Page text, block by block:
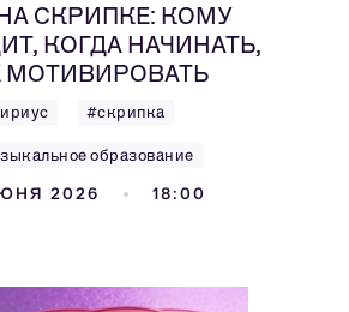
СКРИПКЕ: КОМУ
КОГДА НАЧИНАТЬ,
МОТИВИРОВАТЬ
#скрипка
образование
2026 18:00